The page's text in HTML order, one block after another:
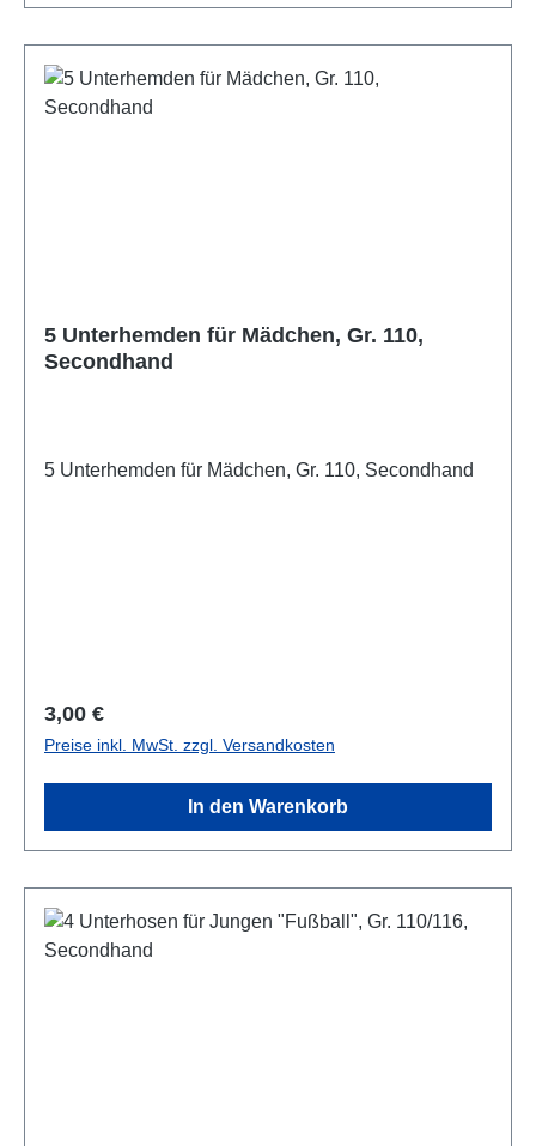
5 Unterhemden für Mädchen, Gr. 110,
Secondhand
5 Unterhemden für Mädchen, Gr. 110, Secondhand
Regulärer Preis:
3,00 €
Preise inkl. MwSt. zzgl. Versandkosten
In den Warenkorb